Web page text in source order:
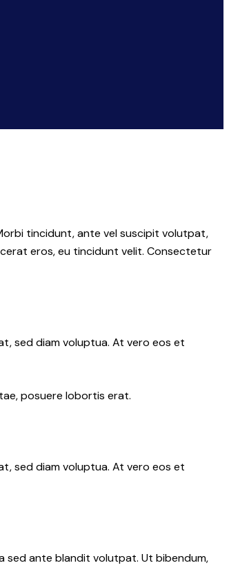
tincidunt, ante vel suscipit volutpat,
eros, eu tincidunt velit. Consectetur
sed diam voluptua. At vero eos et
posuere lobortis erat.
sed diam voluptua. At vero eos et
sed ante blandit volutpat. Ut bibendum,